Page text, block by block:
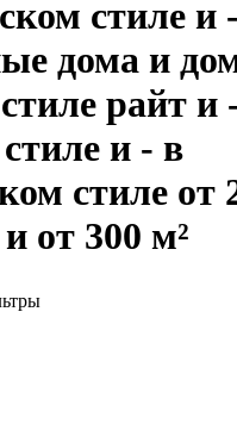
стиле и
дома и
райт и
и - в
стиле от
от 300 м²